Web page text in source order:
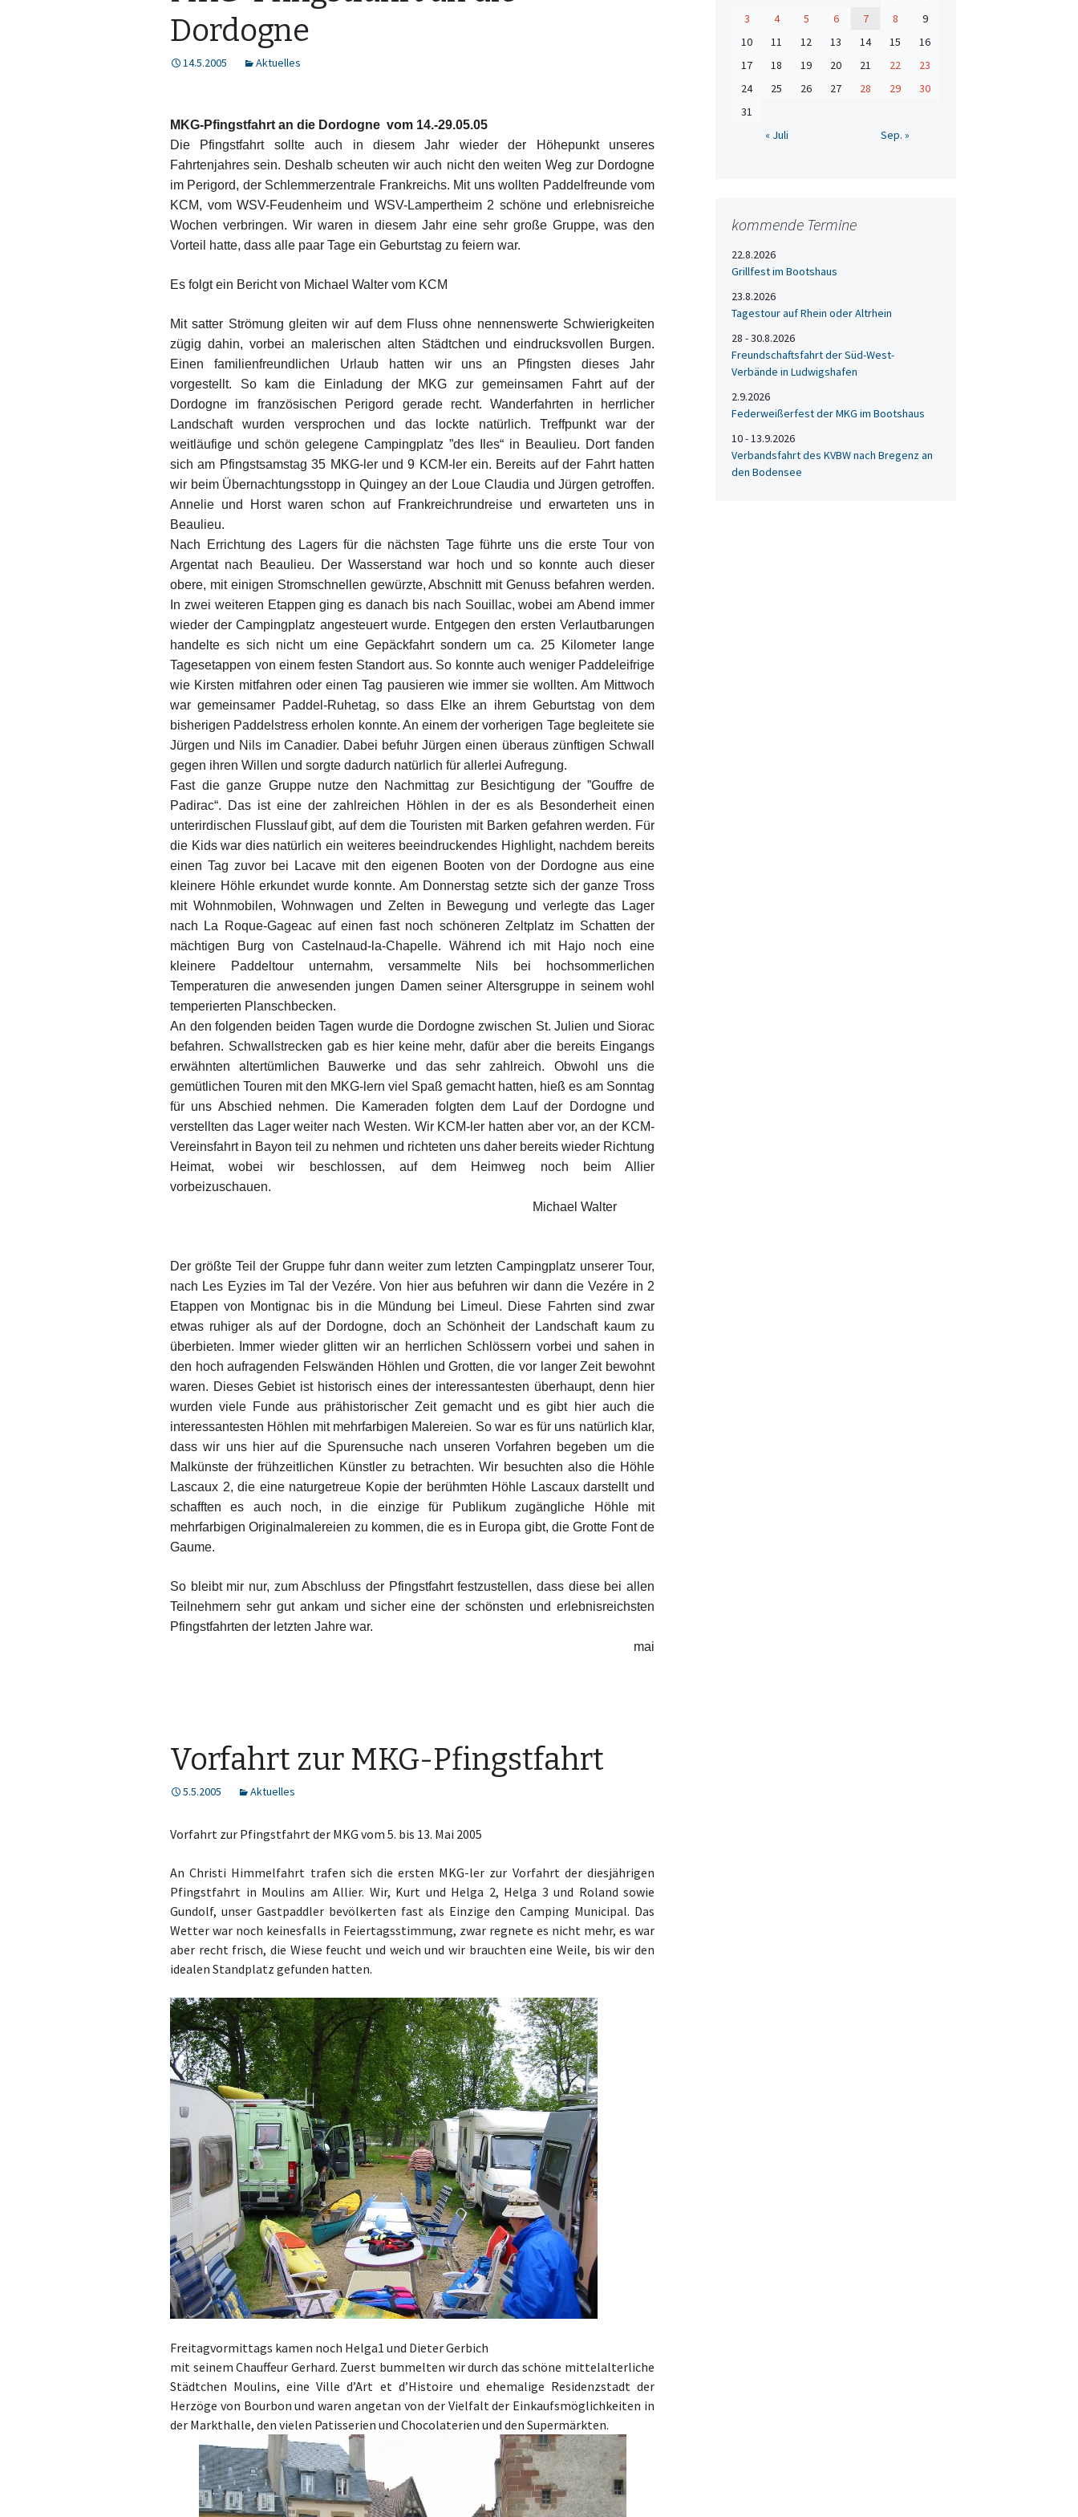
Dordogne
14.5.2005 Aktuelles
MKG-Pfingstfahrt an die Dordogne vom 14.-29.05.05
Die Pfingstfahrt sollte auch in diesem Jahr wieder der Höhepunkt unseres
Fahrtenjahres sein. Deshalb scheuten wir auch nicht den weiten Weg zur Dordogne
im Perigord, der Schlemmerzentrale Frankreichs. Mit uns wollten Paddelfreunde vom
KCM, vom WSV-Feudenheim und WSV-Lampertheim 2 schöne und erlebnisreiche
Wochen verbringen. Wir waren in diesem Jahr eine sehr große Gruppe, was den
Vorteil hatte, dass alle paar Tage ein Geburtstag zu feiern war.
Es folgt ein Bericht von Michael Walter vom KCM
Mit satter Strömung gleiten wir auf dem Fluss ohne nennenswerte Schwierigkeiten
zügig dahin, vorbei an malerischen alten Städtchen und eindrucksvollen Burgen.
Einen familienfreundlichen Urlaub hatten wir uns an Pfingsten dieses Jahr
vorgestellt. So kam die Einladung der MKG zur gemeinsamen Fahrt auf der
Dordogne im französischen Perigord gerade recht. Wanderfahrten in herrlicher
Landschaft wurden versprochen und das lockte natürlich. Treffpunkt war der
weitläufige und schön gelegene Campingplatz ”des Iles“ in Beaulieu. Dort fanden
sich am Pfingstsamstag 35 MKG-ler und 9 KCM-ler ein. Bereits auf der Fahrt hatten
wir beim Übernachtungsstopp in Quingey an der Loue Claudia und Jürgen getroffen.
Annelie und Horst waren schon auf Frankreichrundreise und erwarteten uns in
Beaulieu.
Nach Errichtung des Lagers für die nächsten Tage führte uns die erste Tour von
Argentat nach Beaulieu. Der Wasserstand war hoch und so konnte auch dieser
obere, mit einigen Stromschnellen gewürzte, Abschnitt mit Genuss befahren werden.
In zwei weiteren Etappen ging es danach bis nach Souillac, wobei am Abend immer
wieder der Campingplatz angesteuert wurde. Entgegen den ersten Verlautbarungen
handelte es sich nicht um eine Gepäckfahrt sondern um ca. 25 Kilometer lange
Tagesetappen von einem festen Standort aus. So konnte auch weniger Paddeleifrige
wie Kirsten mitfahren oder einen Tag pausieren wie immer sie wollten. Am Mittwoch
war gemeinsamer Paddel-Ruhetag, so dass Elke an ihrem Geburtstag von dem
bisherigen Paddelstress erholen konnte. An einem der vorherigen Tage begleitete sie
Jürgen und Nils im Canadier. Dabei befuhr Jürgen einen überaus zünftigen Schwall
gegen ihren Willen und sorgte dadurch natürlich für allerlei Aufregung.
Fast die ganze Gruppe nutze den Nachmittag zur Besichtigung der ”Gouffre de
Padirac“. Das ist eine der zahlreichen Höhlen in der es als Besonderheit einen
unterirdischen Flusslauf gibt, auf dem die Touristen mit Barken gefahren werden. Für
die Kids war dies natürlich ein weiteres beeindruckendes Highlight, nachdem bereits
einen Tag zuvor bei Lacave mit den eigenen Booten von der Dordogne aus eine
kleinere Höhle erkundet wurde konnte. Am Donnerstag setzte sich der ganze Tross
mit Wohnmobilen, Wohnwagen und Zelten in Bewegung und verlegte das Lager
nach La Roque-Gageac auf einen fast noch schöneren Zeltplatz im Schatten der
mächtigen Burg von Castelnaud-la-Chapelle. Während ich mit Hajo noch eine
kleinere Paddeltour unternahm, versammelte Nils bei hochsommerlichen
Temperaturen die anwesenden jungen Damen seiner Altersgruppe in seinem wohl
temperierten Planschbecken.
An den folgenden beiden Tagen wurde die Dordogne zwischen St. Julien und Siorac
befahren. Schwallstrecken gab es hier keine mehr, dafür aber die bereits Eingangs
erwähnten altertümlichen Bauwerke und das sehr zahlreich. Obwohl uns die
gemütlichen Touren mit den MKG-lern viel Spaß gemacht hatten, hieß es am Sonntag
für uns Abschied nehmen. Die Kameraden folgten dem Lauf der Dordogne und
verstellten das Lager weiter nach Westen. Wir KCM-ler hatten aber vor, an der KCM-
Vereinsfahrt in Bayon teil zu nehmen und richteten uns daher bereits wieder Richtung
Heimat, wobei wir beschlossen, auf dem Heimweg noch beim Allier
vorbeizuschauen.
Michael Walter
Der größte Teil der Gruppe fuhr dann weiter zum letzten Campingplatz unserer Tour,
nach Les Eyzies im Tal der Vezére. Von hier aus befuhren wir dann die Vezére in 2
Etappen von Montignac bis in die Mündung bei Limeul. Diese Fahrten sind zwar
etwas ruhiger als auf der Dordogne, doch an Schönheit der Landschaft kaum zu
überbieten. Immer wieder glitten wir an herrlichen Schlössern vorbei und sahen in
den hoch aufragenden Felswänden Höhlen und Grotten, die vor langer Zeit bewohnt
waren. Dieses Gebiet ist historisch eines der interessantesten überhaupt, denn hier
wurden viele Funde aus prähistorischer Zeit gemacht und es gibt hier auch die
interessantesten Höhlen mit mehrfarbigen Malereien. So war es für uns natürlich klar,
dass wir uns hier auf die Spurensuche nach unseren Vorfahren begeben um die
Malkünste der frühzeitlichen Künstler zu betrachten. Wir besuchten also die Höhle
Lascaux 2,die eine naturgetreue Kopie der berühmten Höhle Lascaux darstellt und
schafften es auch noch, in die einzige für Publikum zugängliche Höhle mit
mehrfarbigen Originalmalereien zu kommen, die es in Europa gibt, die Grotte Font de
Gaume.
So bleibt mir nur, zum Abschluss der Pfingstfahrt festzustellen, dass diese bei allen
Teilnehmern sehr gut ankam und sicher eine der schönsten und erlebnisreichsten
Pfingstfahrten der letzten Jahre war.
mai
Vorfahrt zur MKG-Pfingstfahrt
5.5.2005 Aktuelles
Vorfahrt zur Pfingstfahrt der MKG vom 5. bis 13. Mai 2005
An Christi Himmelfahrt trafen sich die ersten MKG-ler zur Vorfahrt der diesjährigen
Pfingstfahrt in Moulins am Allier. Wir, Kurt und Helga 2, Helga 3 und Roland sowie
Gundolf, unser Gastpaddler bevölkerten fast als Einzige den Camping Municipal. Das
Wetter war noch keinesfalls in Feiertagsstimmung, zwar regnete es nicht mehr, es war
aber recht frisch, die Wiese feucht und weich und wir brauchten eine Weile, bis wir den
idealen Standplatz gefunden hatten.
Freitagvormittags kamen noch Helga1 und Dieter Gerbich
mit seinem Chauffeur Gerhard. Zuerst bummelten wir durch das schöne mittelalterliche
Städtchen Moulins, eine Ville d’Art et d’Histoire und ehemalige Residenzstadt der
Herzöge von Bourbon und waren angetan von der Vielfalt der Einkaufsmöglichkeiten in
der Markthalle, den vielen Patisserien und Chocolaterien und den Supermärkten.
3
4 5 6 7 8
9
10
11 12 13 14 15
16
17
18 19 20 21 22
23
24
25 26 27 28 29
30
31
« Juli
Sep. »
kommende Termine
22.8.2026
Grillfest im Bootshaus
23.8.2026
Tagestour auf Rhein oder Altrhein
28 - 30.8.2026
Freundschaftsfahrt der Süd-West-
Verbände in Ludwigshafen
2.9.2026
Federweißerfest der MKG im Bootshaus
10 - 13.9.2026
Verbandsfahrt des KVBW nach Bregenz an
den Bodensee